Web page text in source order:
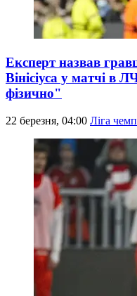
Експерт назвав
Вінісіуса у матчі в
фізично"
22 березня, 04:00 Ліга